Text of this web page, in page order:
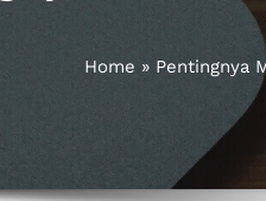
Home » Pentingnya